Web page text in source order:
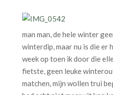
man man, de hele winter
winterdip, maar nu is die er
week op toen ik door die
fietste, geen leuke
matchen, mijn wollen trui